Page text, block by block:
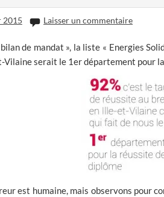
2015 Laisser un commentaire
de mandat », la liste « Energies
Vilaine serait le 1er département pour
est humaine, mais observons pour